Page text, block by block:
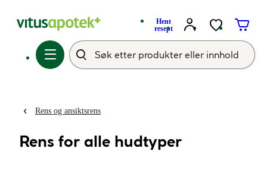
Hent
resept
Rens og ansiktsrens
Rens for alle hudtyper